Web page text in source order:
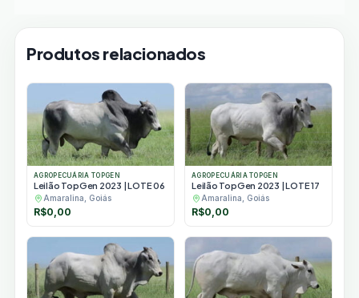
Produtos relacionados
AGROPECUÁRIA TOPGEN
Leilão TopGen 2023 | LOTE 06
Amaralina, Goiás
R$0,00
AGROPECUÁRIA TOPGEN
Leilão TopGen 2023 | LOTE 17
Amaralina, Goiás
R$0,00